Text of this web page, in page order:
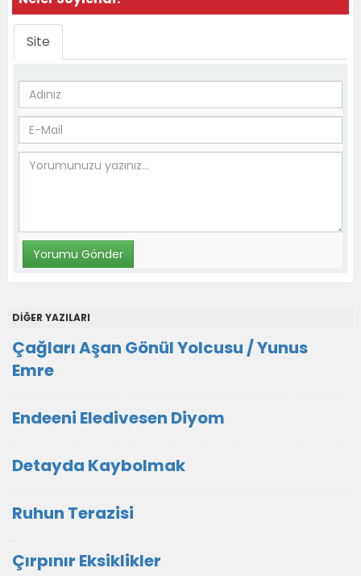
Site
DİĞER YAZILARI
Çağları Aşan Gönül Yolcusu / Yunus
Emre
Endeeni Eledivesen Diyom
Detayda Kaybolmak
Ruhun Terazisi
Çırpınır Eksiklikler